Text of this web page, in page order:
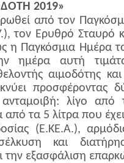
2019»
από τον
τον Ερυθρό Σταυρό
η Παγκόσμια Ημέρα
ημέρα αυτή
αιμοδότης
προσφέροντας
λίγο από
τα 5 λίτρα που
(Ε.ΚΕ.Α.),
και
την εξασφάλιση